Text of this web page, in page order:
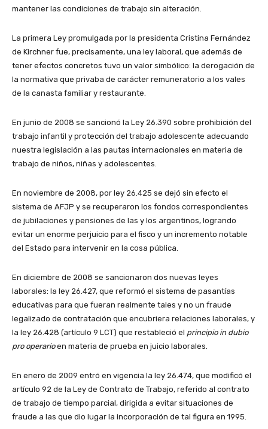
mantener las condiciones de trabajo sin alteración.
La primera Ley promulgada por la presidenta Cristina Fernández
de Kirchner fue, precisamente, una ley laboral, que además de
tener efectos concretos tuvo un valor simbólico: la derogación de
la normativa que privaba de carácter remuneratorio a los vales
de la canasta familiar y restaurante.
En junio de 2008 se sancionó la Ley 26.390 sobre prohibición del
trabajo infantil y protección del trabajo adolescente adecuando
nuestra legislación a las pautas internacionales en materia de
trabajo de niños, niñas y adolescentes.
En noviembre de 2008, por ley 26.425 se dejó sin efecto el
sistema de AFJP y se recuperaron los fondos correspondientes
de jubilaciones y pensiones de las y los argentinos, logrando
evitar un enorme perjuicio para el fisco y un incremento notable
del Estado para intervenir en la cosa pública.
En diciembre de 2008 se sancionaron dos nuevas leyes
laborales: la ley 26.427, que reformó el sistema de pasantías
educativas para que fueran realmente tales y no un fraude
legalizado de contratación que encubriera relaciones laborales, y
la ley 26.428 (artículo 9 LCT) que restableció el principio in dubio
pro operarioen materia de prueba en juicio laborales.
En enero de 2009 entró en vigencia la ley 26.474, que modificó el
artículo 92 de la Ley de Contrato de Trabajo, referido al contrato
de trabajo de tiempo parcial, dirigida a evitar situaciones de
fraude a las que dio lugar la incorporación de tal figura en 1995.